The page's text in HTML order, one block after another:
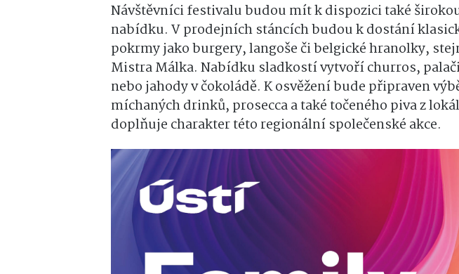
Návštěvníci festivalu budou mít k dispozici také
nabídku. V prodejních stáncích budou k dostání
pokrmy jako burgery, langoše či belgické hranolky,
Mistra Málka. Nabídku sladkostí vytvoří churros,
nebo jahody v čokoládě. K osvěžení bude připraven
míchaných drinků, prosecca a také točeného piva z
doplňuje charakter této regionální společenské akce.